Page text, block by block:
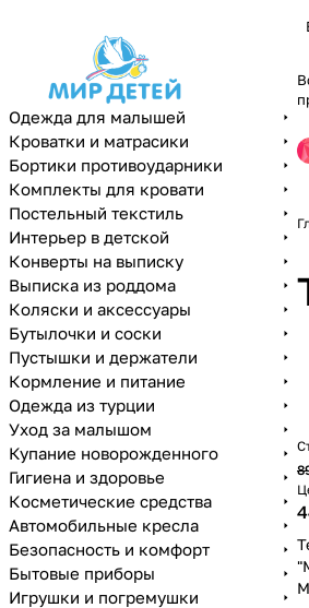
Одежда для малышей
Кроватки и матрасики
Бортики противоударники
Комплекты для кровати
Постельный текстиль
Интерьер в детской
Конверты на выписку
Выписка из роддома
Коляски и аксессуары
Бутылочки и соски
Пустышки и держатели
Кормление и питание
Одежда из турции
Уход за малышом
Купание новорожденного
Гигиена и здоровье
Косметические средства
Автомобильные кресла
Безопасность и комфорт
Бытовые приборы
Игрушки и погремушки